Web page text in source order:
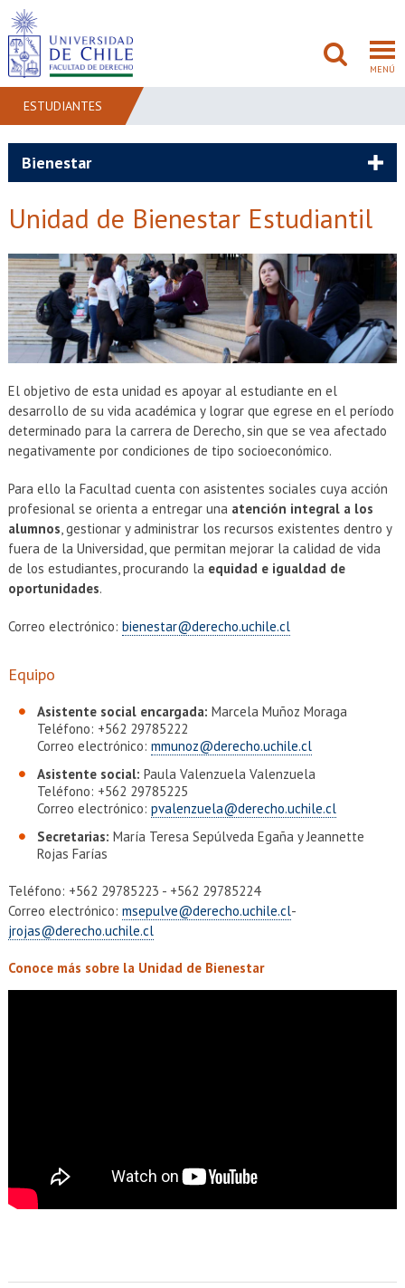
MENÚ
ADMISIÓN
INVESTIGACIÓN
BIBLIOTECAS
EXTENSIÓN
Académicos Estudiantes
Egresados Funcionarios
ESTUDIANTES
Bienestar
Unidad de Bienestar Estudiantil
El objetivo de esta unidad es apoyar al estudiante en el
desarrollo de su vida académica y lograr que egrese en el período
determinado para la carrera de Derecho, sin que se vea afectado
negativamente por condiciones de tipo socioeconómico.
Para ello la Facultad cuenta con asistentes sociales cuya acción
profesional se orienta a entregar una atención integral a los
alumnos, gestionar y administrar los recursos existentes dentro y
fuera de la Universidad, que permitan mejorar la calidad de vida
de los estudiantes, procurando la equidad e igualdad de
oportunidades.
Correo electrónico: bienestar@derecho.uchile.cl
Equipo
Asistente social encargada: Marcela Muñoz Moraga
Teléfono: +562 29785222
Correo electrónico: mmunoz@derecho.uchile.cl
Asistente social: Paula Valenzuela Valenzuela
Teléfono: +562 29785225
Correo electrónico: pvalenzuela@derecho.uchile.cl
Secretarias: María Teresa Sepúlveda Egaña y Jeannette
Rojas Farías
Teléfono: +562 29785223 - +562 29785224
Correo electrónico: msepulve@derecho.uchile.cl-
jrojas@derecho.uchile.cl
Conoce más sobre la Unidad de Bienestar